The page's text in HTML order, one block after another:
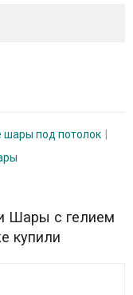
шары под потолок
Шары с гелием
купили